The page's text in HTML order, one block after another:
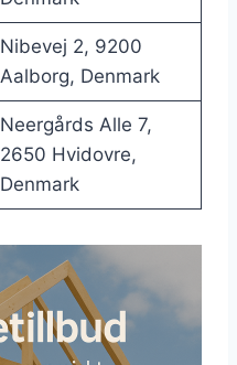
Nibevej 2, 9200
Aalborg, Denmark
Neergårds Alle 7,
2650 Hvidovre,
Denmark